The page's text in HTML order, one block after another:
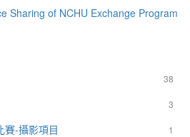
Sharing of NCHU Exchange Program
38
3
1
賽-攝影項目